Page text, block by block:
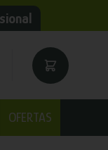
OFERTAS